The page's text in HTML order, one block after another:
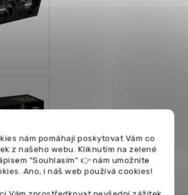
nám pomáhají poskytovat Vám co
z našeho webu. Kliknutím na zelené
"Souhlasím" 👉 nám umožníte
Ano, i náš web používá cookies!